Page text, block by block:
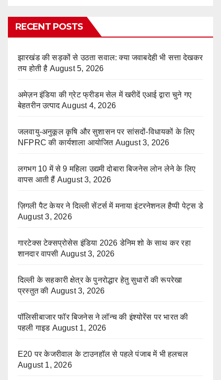
RECENT POSTS
झारखंड की सड़कों से उठता सवाल: क्या जवाबदेही भी सत्ता देखकर
तय होती है August 5, 2026
अमेज़न इंडिया की ग्रेट फ्रीडम सेल में खरीदें एआई द्वारा चुने गए
बेहतरीन उत्पाद August 4, 2026
जलवायु-अनुकूल कृषि और सुशासन पर सांसदों-विधायकों के लिए
NFPRC की कार्यशाला आयोजित August 3, 2026
लगभग 10 में से 9 महिला उद्यमी दोबारा बिजनेस लोन लेने के लिए
वापस आती हैं August 3, 2026
ज़िगली पैट केयर ने दिल्ली सेंटर्स में मनाया इंटरनेशनल हैप्पी पेट्स डे
August 3, 2026
गारटेक्स टेक्सप्रोसेस इंडिया 2026 डेनिम शो के साथ कर रहा
शानदार वापसी August 3, 2026
दिल्ली के सहकारी क्षेत्र के पुनरोद्धार हेतु सुधारों की रूपरेखा
प्रस्तुत की August 3, 2026
पॉलिसीबाजार फॉर बिजनेस ने लॉन्च की इंश्योरेंस पर भारत की
पहली गाइड August 1, 2026
E20 पर केजरीवाल के टाउनहॉल से पहले पंजाब में भी हलचल
August 1, 2026